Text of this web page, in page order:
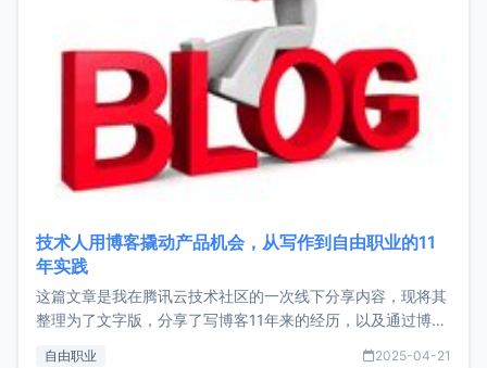
技术人用博客撬动产品机会，从写作到自由职业的11
年实践
这篇文章是我在腾讯云技术社区的一次线下分享内容，现将其
整理为了文字版，分享了写博客11年来的经历，以及通过博客
自由职业 2025-04-21